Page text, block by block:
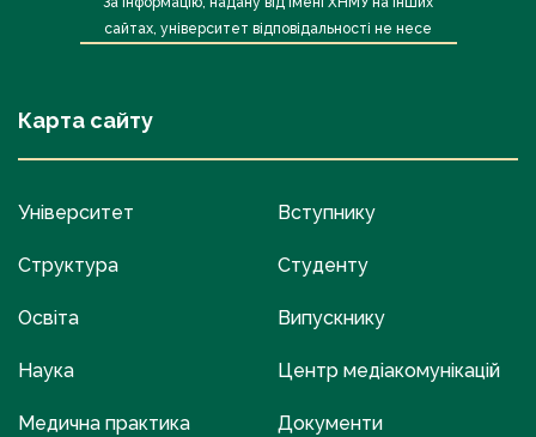
сайтах, університет відповідальності не несе
Карта сайту
Університет
Структура
Освіта
Наука
Медична практика
Вступнику
Студенту
Випускнику
Центр медіакомунікацій
Документи